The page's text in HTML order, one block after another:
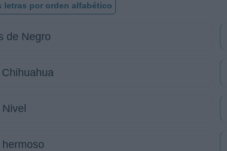
letras por orden alfabético
de Negro